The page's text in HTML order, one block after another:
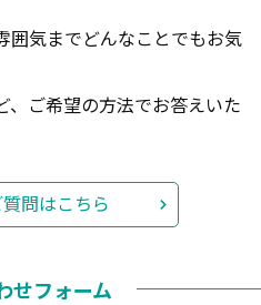
囲気までどんなことでもお気
、ご希望の方法でお答えいた
問はこちら
せフォーム